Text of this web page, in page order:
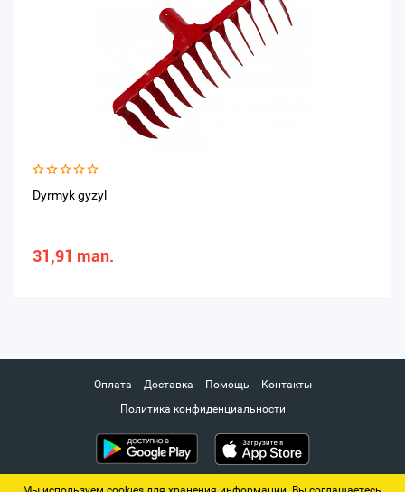
Dyrmyk gyzyl
31,91 man.
Оплата Доставка Помощь
Контакты
Политика конфиденциальности